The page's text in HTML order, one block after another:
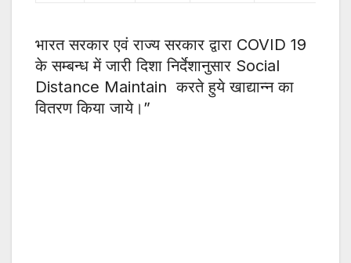
भारत सरकार एवं राज्य सरकार द्वारा COVID 19
के सम्बन्ध में जारी दिशा निर्देशानुसार Social
Distance Maintain करते हुये खाद्यान्न का
वितरण किया जाये।”